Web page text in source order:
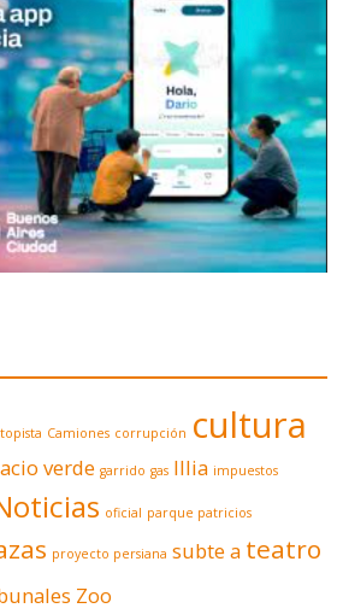
Camiones corrupción cultura
verde garrido gas Illia impuestos
oficial parque patricios
proyecto persiana subte a teatro
Zoo